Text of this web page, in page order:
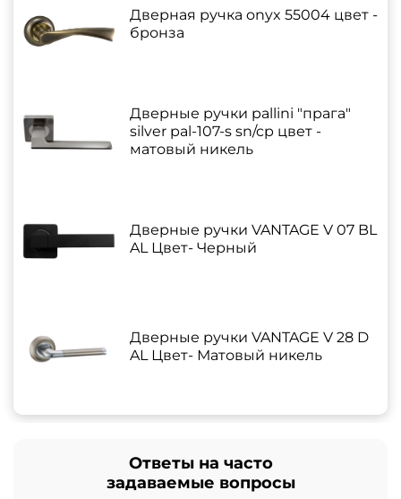
Дверная ручка onyx 55004 цвет -
бронза
Дверные ручки pallini "прага"
silver pal-107-s sn/cp цвет -
матовый никель
Дверные ручки VANTAGE V 07 BL
AL Цвет- Черный
Дверные ручки VANTAGE V 28 D
AL Цвет- Матовый никель
Ответы на часто
задаваемые вопросы